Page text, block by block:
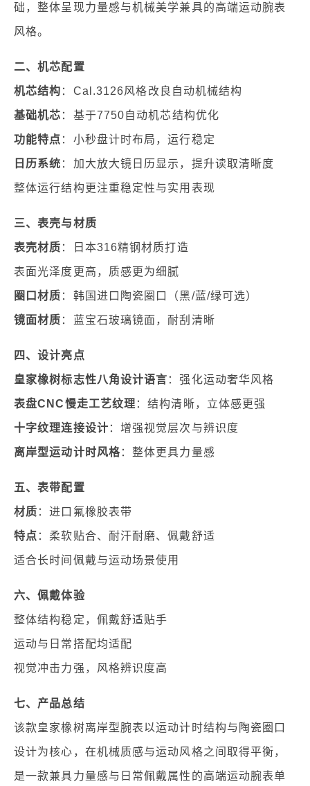
础，整体呈现力量感与机械美学兼具的高端运动腕表
风格。
二、机芯配置
机芯结构 ：Cal.3126风格改良自动机械结构
基础机芯 ：基于7750自动机芯结构优化
功能特点 ：小秒盘计时布局，运行稳定
日历系统 ：加大放大镜日历显示，提升读取清晰度
整体运行结构更注重稳定性与实用表现
三、表壳与材质
表壳材质 ：日本316精钢材质打造
表面光泽度更高，质感更为细腻
圈口材质 ：韩国进口陶瓷圈口（黑/蓝/绿可选）
镜面材质 ：蓝宝石玻璃镜面，耐刮清晰
四、设计亮点
皇家橡树标志性八角设计语言 ：强化运动奢华风格
表盘CNC慢走工艺纹理 ：结构清晰，立体感更强
十字纹理连接设计 ：增强视觉层次与辨识度
离岸型运动计时风格：整体更具力量感
五、表带配置
材质 ：进口氟橡胶表带
特点 ：柔软贴合、耐汗耐磨、佩戴舒适
适合长时间佩戴与运动场景使用
六、佩戴体验
整体结构稳定，佩戴舒适贴手
运动与日常搭配均适配
视觉冲击力强，风格辨识度高
七、产品总结
该款皇家橡树离岸型腕表以运动计时结构与陶瓷圈口
设计为核心，在机械质感与运动风格之间取得平衡，
是一款兼具力量感与日常佩戴属性的高端运动腕表单